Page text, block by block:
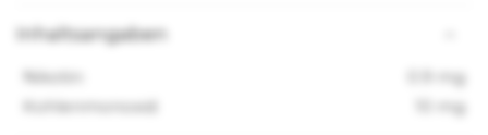
Inhaltsangaben
Nikotin:
0.9 mg
Kohlenmonoxid:
10 mg